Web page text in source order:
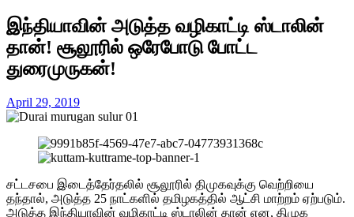
இந்தியாவின் அடுத்த வழிகாட்டி ஸ்டாலின்
தான்! சூலூரில் ஒரேபோடு போட்ட
துரைமுருகன்!
April 29, 2019
சட்டசபை இடைத்தேர்தலில் சூலூரில் திமுகவுக்கு வெற்றியை
தந்தால், அடுத்த 25 நாட்களில் தமிழகத்தில் ஆட்சி மாற்றம் ஏற்படும்.
அடுத்த இந்தியாவின் வழிகாட்டி ஸ்டாலின் தான் என, திமுக